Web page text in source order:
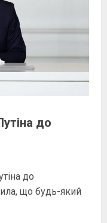
до
до
що будь-який